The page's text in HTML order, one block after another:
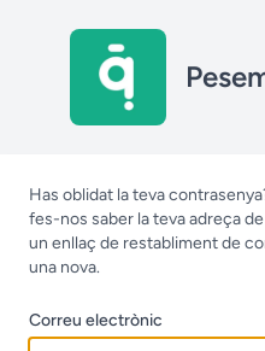
Has oblidat la teva
fes-nos saber la teva adreça
un enllaç de restabliment de
una nova.
Correu electrònic